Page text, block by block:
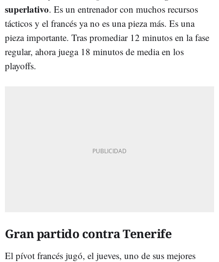
superlativo. Es un entrenador con muchos recursos
tácticos y el francés ya no es una pieza más. Es una
pieza importante. Tras promediar 12 minutos en la fase
regular, ahora juega 18 minutos de media en los
playoffs.
Gran partido contra Tenerife
El pívot francés jugó, el jueves, uno de sus mejores